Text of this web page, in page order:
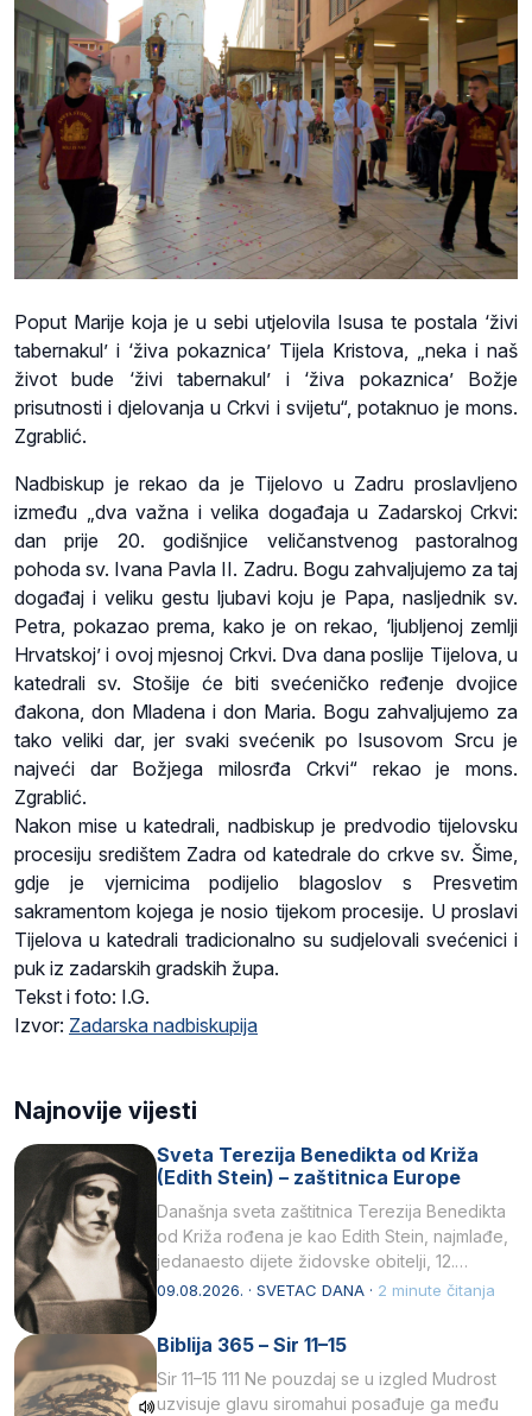
Poput Marije koja je u sebi utjelovila Isusa te postala ‘živi
tabernakul’ i ‘živa pokaznica’ Tijela Kristova, „neka i naš
život bude ‘živi tabernakul’ i ‘živa pokaznica’ Božje
prisutnosti i djelovanja u Crkvi i svijetu“, potaknuo je mons.
Zgrablić.
Nadbiskup je rekao da je Tijelovo u Zadru proslavljeno
između „dva važna i velika događaja u Zadarskoj Crkvi:
dan prije 20. godišnjice veličanstvenog pastoralnog
pohoda sv. Ivana Pavla II. Zadru. Bogu zahvaljujemo za taj
događaj i veliku gestu ljubavi koju je Papa, nasljednik sv.
Petra, pokazao prema, kako je on rekao, ‘ljubljenoj zemlji
Hrvatskoj’ i ovoj mjesnoj Crkvi. Dva dana poslije Tijelova, u
katedrali sv. Stošije će biti svećeničko ređenje dvojice
đakona, don Mladena i don Maria. Bogu zahvaljujemo za
tako veliki dar, jer svaki svećenik po Isusovom Srcu je
najveći dar Božjega milosrđa Crkvi“ rekao je mons.
Zgrablić.
Nakon mise u katedrali, nadbiskup je predvodio tijelovsku
procesiju središtem Zadra od katedrale do crkve sv. Šime,
gdje je vjernicima podijelio blagoslov s Presvetim
sakramentom kojega je nosio tijekom procesije. U proslavi
Tijelova u katedrali tradicionalno su sudjelovali svećenici i
puk iz zadarskih gradskih župa.
Tekst i foto: I.G.
Izvor: Zadarska nadbiskupija
Najnovije vijesti
Sveta Terezija Benedikta od Križa
(Edith Stein) – zaštitnica Europe
Današnja sveta zaštitnica Terezija Benedikta
od Križa rođena je kao Edith Stein, najmlađe,
jedanaesto dijete židovske obitelji, 12.
listopada 1891, u Wrocławu…
09.08.2026. · SVETAC DANA · 2 minute čitanja
Biblija 365 – Sir 11–15
Sir 11–15 111 Ne pouzdaj se u izgled Mudrost
uzvisuje glavu siromahui posađuje ga među